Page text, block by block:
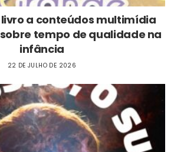
livro a conteúdos multimídia
tempo de qualidade na
infância
22 DE JULHO DE 2026